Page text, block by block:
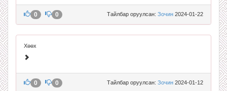
Тайлбар оруулсан: Зочин 2024-01-22
0 0
Хөөх
Тайлбар оруулсан: Зочин 2024-01-12
0 0